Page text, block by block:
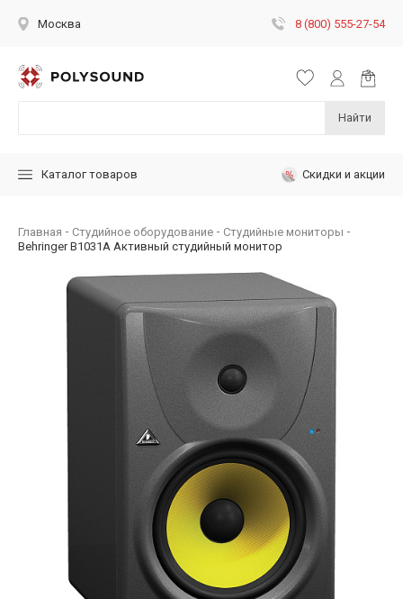
Москва 8 (800) 555-27-54
Найти
Каталог товаров Скидки и акции
Главная Студийное оборудование
Студийные мониторы
Behringer B1031A Активный студийный монитор